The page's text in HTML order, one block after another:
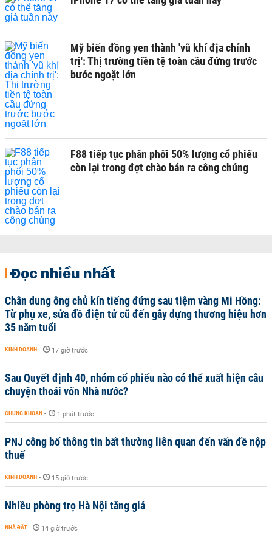
Mỹ biến đồng yen thành 'vũ khí địa chính
trị': Thị trường tiền tệ toàn cầu đứng trước
bước ngoặt lớn
F88 tiếp tục phân phối 50% lượng cổ phiếu
còn lại trong đợt chào bán ra công chúng
Đọc nhiều nhất
Chân dung ông chủ kín tiếng đứng sau tiệm vàng Mi Hồng:
Từ phụ xe, sửa đồ điện tử cũ đến gây dựng thương hiệu hơn
35 năm tuổi
KINH DOANH - 17 giờ trước
Sau Quyết định 40, nhóm cổ phiếu nào có thể xuất hiện câu
chuyện thoái vốn Nhà nước?
CHỨNG KHOÁN - 1 phút trước
PNJ công bố thông tin bất thường liên quan đến vấn đề nộp
thuế
KINH DOANH - 15 giờ trước
Nhiều phòng trọ Hà Nội tăng giá
NHÀ ĐẤT - 14 giờ trước